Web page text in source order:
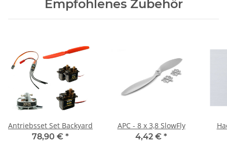
Empfohlenes Zubehör
Antriebsset Set Backyard
78,90 € *
APC - 8 x 3,8 SlowFly
4,42 € *